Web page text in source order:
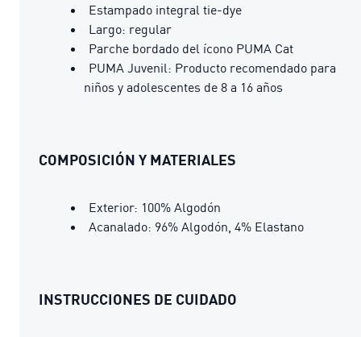
Estampado integral tie-dye
Largo: regular
Parche bordado del ícono PUMA Cat
PUMA Juvenil: Producto recomendado para
niños y adolescentes de 8 a 16 años
COMPOSICIÓN Y MATERIALES
Exterior: 100% Algodón
Acanalado: 96% Algodón, 4% Elastano
INSTRUCCIONES DE CUIDADO